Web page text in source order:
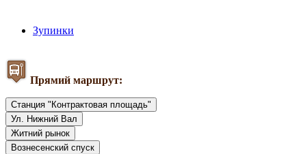
Зупинки
Прямий маршрут:
Станция "Контрактовая площадь"
Ул. Нижний Вал
Житний рынок
Вознесенский спуск